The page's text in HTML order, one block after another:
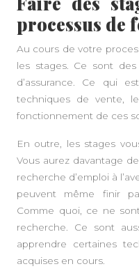
processus de
Au cours de votre
les stages. Ce sont
d’assurance. Ce qui
techniques de vente,
fonctionnement de ces
En outre, les stages
Vous aurez davantage
recherche d’emploi à
peuvent même finir
Comme quoi, ce ne
recherche. Ce sont
apprendre certaines
acquises en cours.